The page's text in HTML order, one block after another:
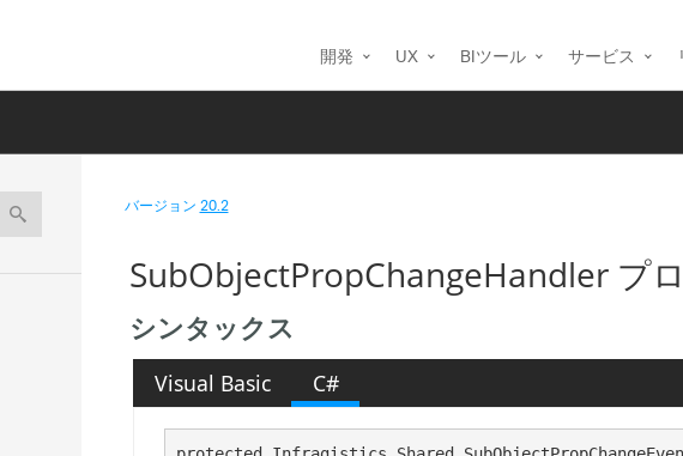
開発 UX BIツール サービス
バージョン20.2
SubObjectPropChangeHandler プ
シンタックス
Visual Basic C#